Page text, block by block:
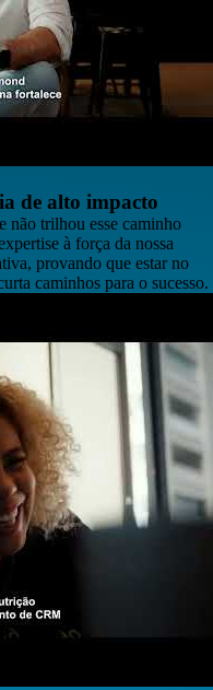
de alto impacto
não trilhou esse caminho
à força da nossa
provando que estar no
caminhos para o sucesso.